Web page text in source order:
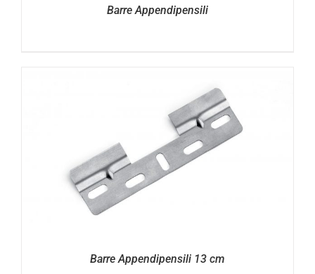
Barre Appendipensili
Barre Appendipensili 13 cm